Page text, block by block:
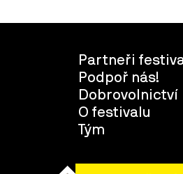
Partneři
Podpoř nás!
Dobrovolnictví
O festivalu
Tým